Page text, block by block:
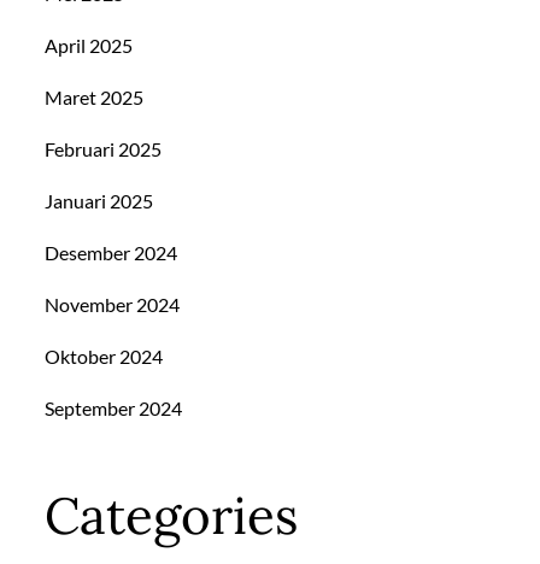
April 2025
Maret 2025
Februari 2025
Januari 2025
Desember 2024
November 2024
Oktober 2024
September 2024
Categories